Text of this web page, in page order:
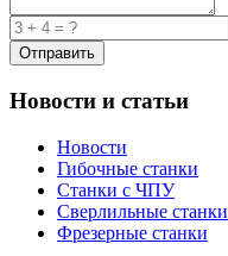
Новости и статьи
Новости
Гибочные станки
Станки с ЧПУ
Сверлильные станки
Фрезерные станки